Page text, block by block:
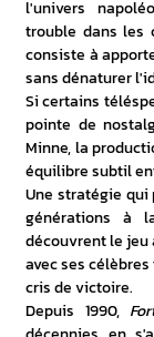
l'univers
trouble dans les
consiste à
sans dénaturer
Si certains
pointe de
Minne, la
équilibre subtil
Une stratégie
générations à
découvrent le
avec ses
cris de victoire.
Depuis 1990,